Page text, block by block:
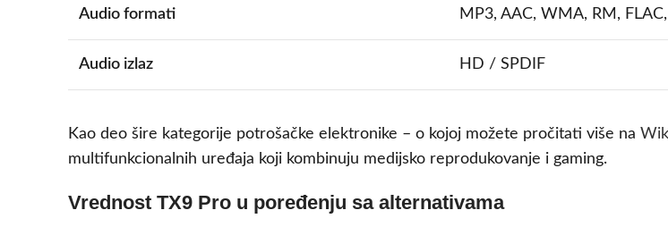
Audio formati MP3, AAC, WMA, RM,
Audio izlaz HD / SPDIF
Kao deo šire kategorije potrošačke elektronike – o kojoj možete pročitati više na
multifunkcionalnih uređaja koji kombinuju medijsko reprodukovanje i gaming.
Vrednost TX9 Pro u poređenju sa alternativama